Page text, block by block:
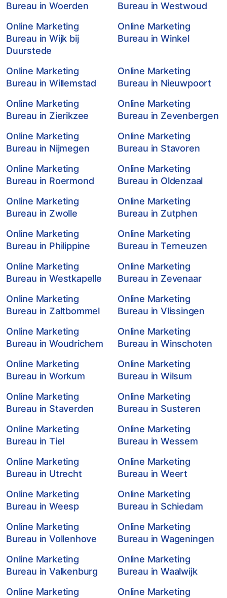
Bureau in Woerden
Bureau in Westwoud
Online Marketing
Bureau in Wijk bij
Duurstede
Online Marketing
Bureau in Winkel
Online Marketing
Bureau in Willemstad
Online Marketing
Bureau in Nieuwpoort
Online Marketing
Bureau in Zierikzee
Online Marketing
Bureau in Zevenbergen
Online Marketing
Bureau in Nijmegen
Online Marketing
Bureau in Stavoren
Online Marketing
Bureau in Roermond
Online Marketing
Bureau in Oldenzaal
Online Marketing
Bureau in Zwolle
Online Marketing
Bureau in Zutphen
Online Marketing
Bureau in Philippine
Online Marketing
Bureau in Terneuzen
Online Marketing
Bureau in Westkapelle
Online Marketing
Bureau in Zevenaar
Online Marketing
Bureau in Zaltbommel
Online Marketing
Bureau in Vlissingen
Online Marketing
Bureau in Woudrichem
Online Marketing
Bureau in Winschoten
Online Marketing
Bureau in Workum
Online Marketing
Bureau in Wilsum
Online Marketing
Bureau in Staverden
Online Marketing
Bureau in Susteren
Online Marketing
Bureau in Tiel
Online Marketing
Bureau in Wessem
Online Marketing
Bureau in Utrecht
Online Marketing
Bureau in Weert
Online Marketing
Bureau in Weesp
Online Marketing
Bureau in Schiedam
Online Marketing
Bureau in Vollenhove
Online Marketing
Bureau in Wageningen
Online Marketing
Bureau in Valkenburg
Online Marketing
Bureau in Waalwijk
Online Marketing
Online Marketing